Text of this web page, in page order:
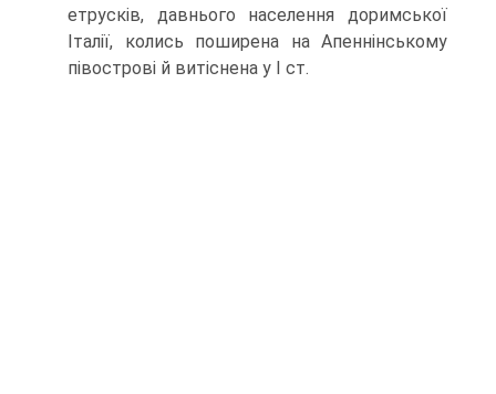
етрусків, давнього населення доримської
Італії, колись поширена на Апеннінському
півострові й витіснена у I ст.